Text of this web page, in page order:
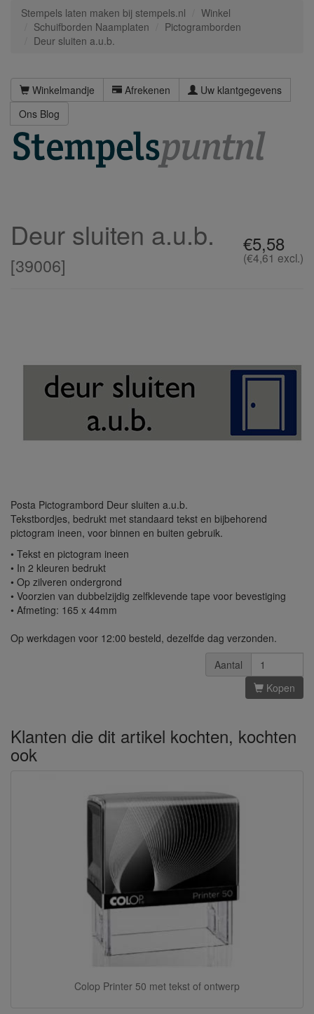
Stempels laten maken bij stempels.nl
Winkel
Schuifborden Naamplaten
Pictogramborden
Deur sluiten a.u.b.
Winkelmandje Afrekenen
Uw klantgegevens
Ons Blog
€5,58
(€4,61 excl.)
Deur sluiten a.u.b.
[39006]
Posta Pictogrambord Deur sluiten a.u.b.
Tekstbordjes, bedrukt met standaard tekst en bijbehorend
pictogram ineen, voor binnen en buiten gebruik.
• Tekst en pictogram ineen
• In 2 kleuren bedrukt
• Op zilveren ondergrond
• Voorzien van dubbelzijdig zelfklevende tape voor bevestiging
• Afmeting: 165 x 44mm
Op werkdagen voor 12:00 besteld, dezelfde dag verzonden.
Aantal
Kopen
Klanten die dit artikel kochten, kochten
ook
Colop Printer 50 met tekst of ontwerp